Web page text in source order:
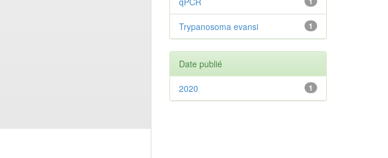
1
Trypanosoma evansi
Date publié
1
2020